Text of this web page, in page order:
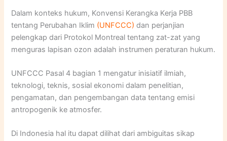
Dalam konteks hukum, Konvensi Kerangka Kerja PBB
tentang Perubahan Iklim (UNFCCC) dan perjanjian
pelengkap dari Protokol Montreal tentang zat-zat yang
menguras lapisan ozon adalah instrumen peraturan hukum.
UNFCCC Pasal 4 bagian 1 mengatur inisiatif ilmiah,
teknologi, teknis, sosial ekonomi dalam penelitian,
pengamatan, dan pengembangan data tentang emisi
antropogenik ke atmosfer.
Di Indonesia hal itu dapat dilihat dari ambiguitas sikap